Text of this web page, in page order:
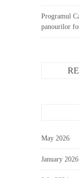
Programul
panourilor
May 2026
January 2026